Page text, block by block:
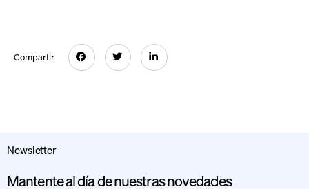
Compartir
Newsletter
Mantente al día de nuestras novedades